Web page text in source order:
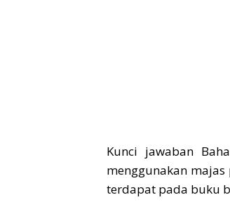
Kunci jawaban
menggunakan
terdapat pada buku